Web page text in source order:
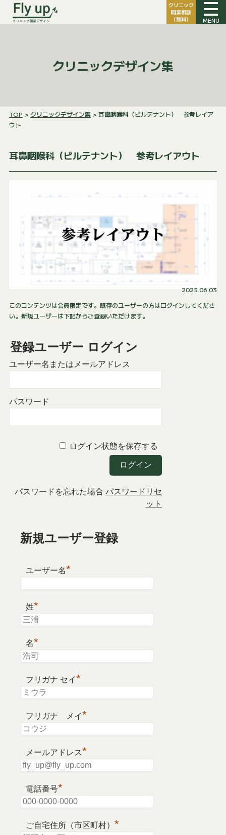
クリニック
開業相談
（無料）
MENU
クリニックデザイン集
TOP > クリニックデザイン集 > 耳鼻咽喉科（ビルテナント） 参考レイア
ウト
耳鼻咽喉科（ビルテナント） 参考レイアウト
2025.06.03
このコンテンツは会員限定です。既存のユーザーの方はログインしてくださ
い。新規ユーザーは下記からご登録いただけます。
登録ユーザー ログイン
ユーザー名またはメールアドレス
パスワード
ログイン状態を保存する
パスワードを忘れた場合 パスワードリセ
ット
新規ユーザー登録
ユーザー名*
姓*
名*
フリガナ セイ*
フリガナ メイ*
メールアドレス*
電話番号*
ご自宅住所（市区町村）*